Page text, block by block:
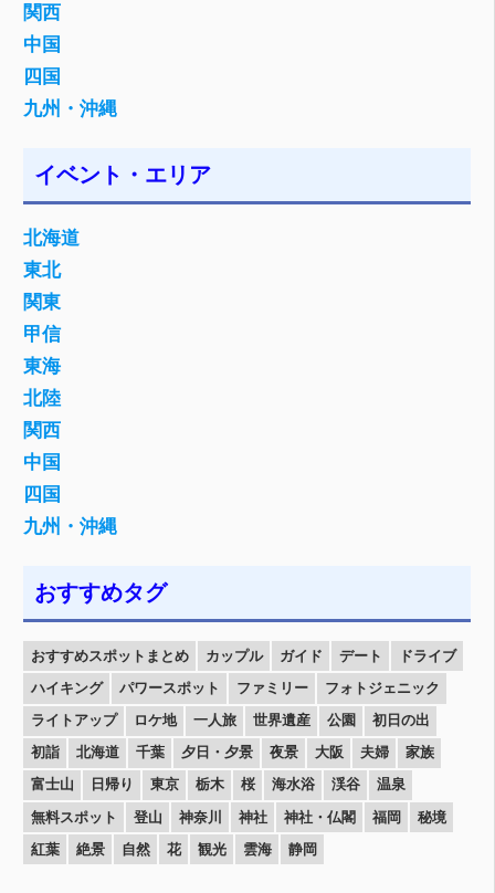
関西
中国
四国
九州・沖縄
イベント・エリア
北海道
東北
関東
甲信
東海
北陸
関西
中国
四国
九州・沖縄
おすすめタグ
おすすめスポットまとめ カップル ガイド デート
ドライブ
ハイキング
パワースポット ファミリー
フォトジェニック
ライトアップ
ロケ地 一人旅 世界遺産 公園
初日の出
初詣
北海道 千葉 夕日・夕景 夜景 大阪 夫婦
家族
富士山
日帰り 東京 栃木 桜 海水浴 渓谷
温泉
無料スポット
登山 神奈川 神社 神社・仏閣 福岡
秘境
紅葉
絶景 自然 花 観光 雲海 静岡